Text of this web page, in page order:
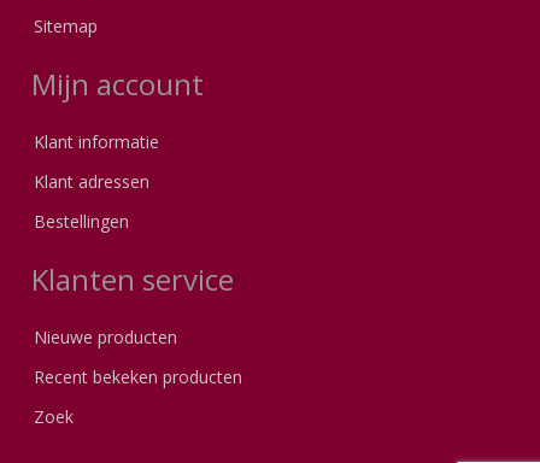
Sitemap
Mijn account
Klant informatie
Klant adressen
Bestellingen
Klanten service
Nieuwe producten
Recent bekeken producten
Zoek